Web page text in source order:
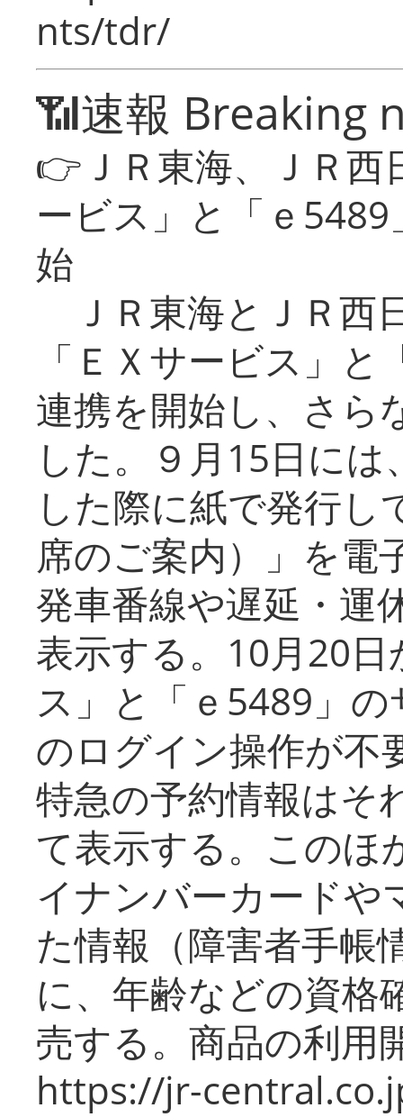
nts/tdr/
📶速報 Breaking
👉ＪＲ東海、ＪＲ
ービス」と「ｅ
始
ＪＲ東海とＪＲ西
「ＥＸサービス」
連携を開始し、さら
した。９月15日に
した際に紙で発行し
席のご案内）」を電
発車番線や遅延・運
表示する。10月20
ス」と「ｅ5489」
のログイン操作が不
特急の予約情報はそ
て表示する。このほ
イナンバーカードや
た情報（障害者手帳
に、年齢などの資格
売する。商品の利用
https://jr-